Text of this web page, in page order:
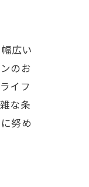
広い
のお
イフ
な条
努め